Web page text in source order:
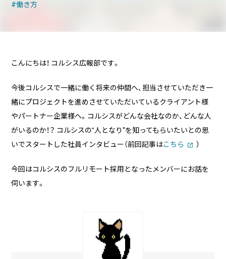
お客様インタビュー
Recruit
採用情報
News
お知らせ
お問い合わせ
働き方
こんにちは！ コルシス広報部です。
今後コルシスで一緒に働く将来の仲間へ、担当させていただき一
緒にプロジェクトを進めさせていただいているクライアント様
やパートナー企業様へ。コルシスがどんな会社なのか、どんな人
がいるのか！？ コルシスの‟人となり“を知ってもらいたいとの思
いでスタートした社員インタビュー（前回記事はこちら ）
今回はコルシスのフルリモート採用となったメンバーにお話を
伺います。